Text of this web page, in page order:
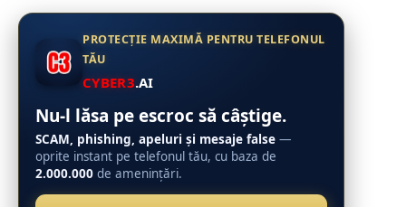
PROTECȚIE MAXIMĂ PENTRU TELEFONUL
TĂU
CYBER3.AI
Nu-l lăsa pe escroc să câștige.
SCAM, phishing, apeluri și mesaje false —
oprite instant pe telefonul tău, cu baza de
2.000.000 de amenințări.